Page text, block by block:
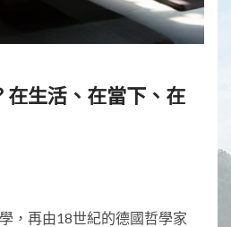
在生活、在當下、在
，再由18世紀的德國哲學家